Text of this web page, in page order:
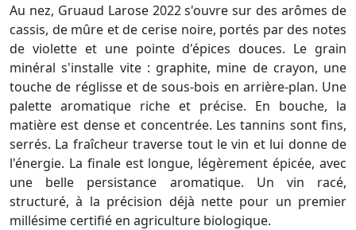
Au nez, Gruaud Larose 2022 s'ouvre sur des arômes de
cassis, de mûre et de cerise noire, portés par des notes
de violette et une pointe d'épices douces. Le grain
minéral s'installe vite : graphite, mine de crayon, une
touche de réglisse et de sous-bois en arrière-plan. Une
palette aromatique riche et précise. En bouche, la
matière est dense et concentrée. Les tannins sont fins,
serrés. La fraîcheur traverse tout le vin et lui donne de
l'énergie. La finale est longue, légèrement épicée, avec
une belle persistance aromatique. Un vin racé,
structuré, à la précision déjà nette pour un premier
millésime certifié en agriculture biologique.